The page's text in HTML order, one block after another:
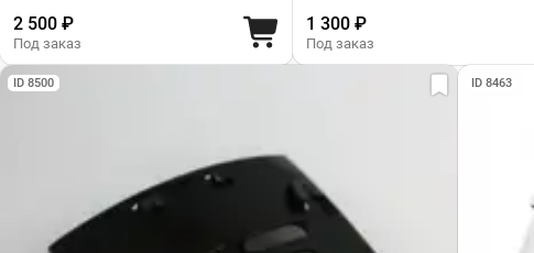
2 500 ₽
Под заказ
1 300 ₽
Под заказ
ID 8500 ID 8463